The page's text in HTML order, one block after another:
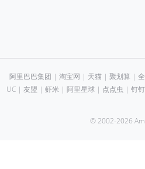
阿里巴巴集团 | 淘宝网 | 天猫| 聚划算 |
UC| 友盟 | 虾米 | 阿里星球| 点点虫 | 钉钉
© 2002-2026